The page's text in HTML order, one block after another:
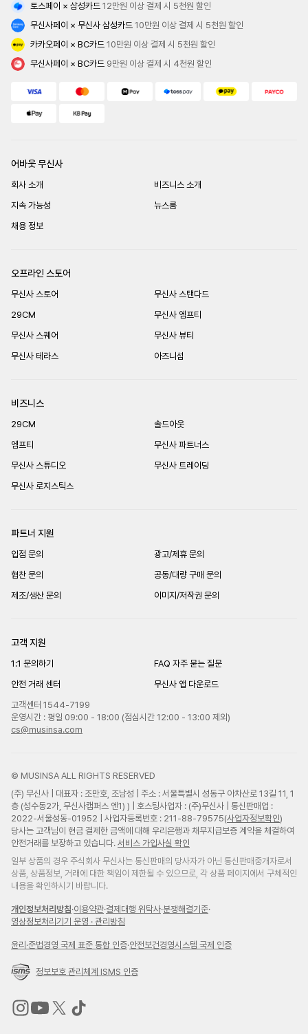
토스페이 × 삼성카드 12만원 이상 결제 시 5천원 할인
무신사페이 × 무신사 삼성카드 10만원 이상 결제 시 5천원 할인
카카오페이 × BC카드 10만원 이상 결제 시 5천원 할인
무신사페이 × BC카드 9만원 이상 결제 시 4천원 할인
어바웃 무신사
회사 소개
비즈니스 소개
지속 가능성
뉴스룸
채용 정보
오프라인 스토어
무신사 스토어
무신사 스탠다드
29CM
무신사 엠프티
무신사 스퀘어
무신사 뷰티
무신사 테라스
아즈니섬
비즈니스
29CM
솔드아웃
엠프티
무신사 파트너스
무신사 스튜디오
무신사 트레이딩
무신사 로지스틱스
파트너 지원
입점 문의
광고/제휴 문의
협찬 문의
공동/대량 구매 문의
제조/생산 문의
이미지/저작권 문의
고객 지원
1:1 문의하기
FAQ 자주 묻는 질문
안전 거래 센터
무신사 앱 다운로드
고객센터 1544-7199
운영시간 : 평일 09:00 - 18:00 (점심시간 12:00 - 13:00 제외)
cs@musinsa.com
© MUSINSA ALL RIGHTS RESERVED
(주) 무신사 | 대표자 : 조만호, 조남성 | 주소 : 서울특별시 성동구 아차산로 13길 11, 1
층 (성수동2가, 무신사캠퍼스 엔1) ) | 호스팅사업자 : (주)무신사 | 통신판매업 :
2022-서울성동-01952 | 사업자등록번호 : 211-88-79575(사업자정보확인)
당사는 고객님이 현금 결제한 금액에 대해 우리은행과 채무지급보증 계약을 체결하여
안전거래를 보장하고 있습니다. 서비스 가입사실 확인
일부 상품의 경우 주식회사 무신사는 통신판매의 당사자가 아닌 통신판매중개자로서
상품, 상품정보, 거래에 대한 책임이 제한될 수 있으므로, 각 상품 페이지에서 구체적인
내용을 확인하시기 바랍니다.
개인정보처리방침·이용약관·결제대행 위탁사·분쟁해결기준·
영상정보처리기기 운영 · 관리방침
윤리 ·준법경영 국제 표준 통합 인증·안전보건경영시스템 국제 인증
정보보호 관리체계 ISMS 인증